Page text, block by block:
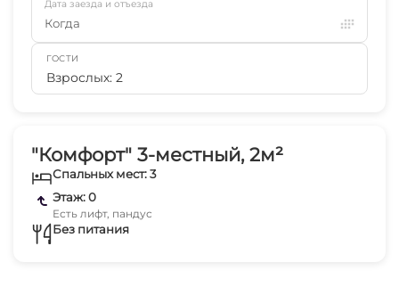
"Комфорт" 3-местный, 2м²
Спальных мест: 3
Этаж: 0
Есть лифт, пандус
Без питания
Дата заезда и отъезда
Когда
ГОСТИ
Взрослых: 2